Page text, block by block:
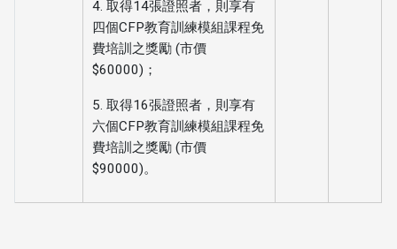
4. 取得14張證照者，則享有
四個CFP教育訓練模組課程免
費培訓之獎勵 (市價
$60000)；
5. 取得16張證照者，則享有
六個CFP教育訓練模組課程免
費培訓之獎勵 (市價
$90000)。